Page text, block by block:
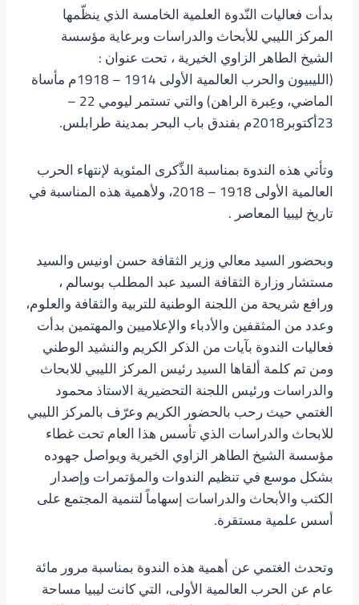
بدأت فعاليات النّدوة العلمية الخامسة الذي ينظّمها
المركز الليبي للأبحاث والدراسات وبرعاية مؤسسة
الشيخ الطاهر الزاوي الخيرية ، تحت عنوان :
(الليبيون والحرب العالمية الأولى 1914 – 1918م مأساة
الماضي، وعِبرة الراهن) والتي تستمر ليومي 22 –
23أكتوبر2018م بفندق باب البحر بمدينة طرابلس.
وتأتي هذه الندوة بمناسبة الذِّكرى المئوية لإنتهاء الحرب
العالمية الأولى 1918 – 2018، ولأهمية هذه المناسبة في
تاريخ ليبيا المعاصر .
وبحضور السيد معالي وزير الثقافة حسن اونيس والسيد
مستشار وزارة الثقافة السيد عبد المطلب بوسالم ،
ورافع شريحة من اللجنة الوطنية للتربية والثقافة والعلوم،
وعدد من المثقفين والأدباء والإعلاميين والمهتمين بدأت
فعاليات الندوة بآيات من الذكر الكريم والنشيد الوطني
ومن تم كلمة ألقاها السيد رئيس المركز الليبي للابحاث
والدراسات ورئيس اللجنة التحضيرية الاستاذ محمود
الغتمي حيث رحب بالحضور الكريم وعرّف بالمركز الليبي
للابحاث والدراسات الذي تأسس هذا العام تحت غطاء
مؤسسة الشيخ الطاهر الزاوي الخيرية ويواصل جهوده
بشكل موسع في تنظيم الندوات والمؤتمرات وإصدار
الكتب والأبحاث والدراسات إسهاماً لتنمية المجتمع على
أسس علمية مستقرة.
وتحدث الغتمي عن أهمية هذه الندوة بمناسبة مرور مائة
عام عن الحرب العالمية الأولى، التي كانت ليبيا مساحة